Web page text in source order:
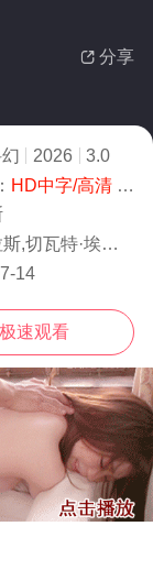
 分享
2026
3.0
HD中字/高清- 免费在线观看
,谢拉赫·霍斯达尔,托比·哈格雷夫,雷娜
14
极速观看